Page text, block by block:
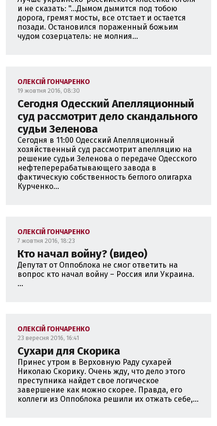
и не сказать: "...Дымом дымится под тобою
дорога, гремят мосты, все отстает и остается
позади. Остановился пораженный божьим
чудом созерцатель: не молния...
ОЛЕКСІЙ ГОНЧАРЕНКО
19 жовтня 2016, 08:30
Сегодня Одесский Апелляционный
суд рассмотрит дело скандального
судьи Зеленова
Сегодня в 11:00 Одесский Апелляционный
хозяйственный суд рассмотрит апелляцию на
решение судьи Зеленова о передаче Одесского
нефтеперерабатывающего завода в
фактическую собственность беглого олигарха
Курченко...
ОЛЕКСІЙ ГОНЧАРЕНКО
7 жовтня 2016, 18:23
Кто начал войну? (видео)
Депутат от Оппоблока не смог ответить на
вопрос кто начал войну – Россия или Украина.
...
ОЛЕКСІЙ ГОНЧАРЕНКО
23 вересня 2016, 16:41
Cухари для Скорика
Принес утром в Верховную Раду сухарей
Николаю Скорику. Очень жду, что дело этого
преступника найдет свое логическое
завершение как можно скорее. Правда, его
коллеги из Оппоблока решили их отжать себе,...